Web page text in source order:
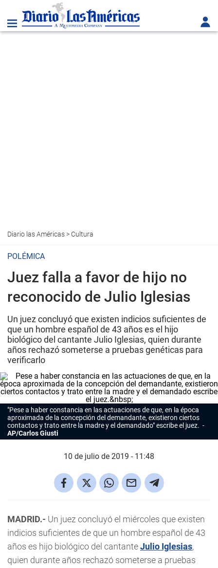
Diario las Américas> Cultura
POLÉMICA
Juez falla a favor de hijo no
reconocido de Julio Iglesias
Un juez concluyó que existen indicios suficientes de
que un hombre español de 43 años es el hijo
biológico del cantante Julio Iglesias, quien durante
años rechazó someterse a pruebas genéticas para
verificarlo
"Pese a haber constancia en las actuaciones de que, en la época
aproximada de la concepción del demandante, existieron ciertos
contactos y trato entre la madre y el demandado" escribe el juez.
AP/Carlos Giusti
10 de julio de 2019 - 11:48
MADRID.- Un juez concluyó el miércoles que existen
indicios suficientes de que un hombre español de 43
años es hijo biológico del cantanteJulio Iglesias,
quien durante años rechazó someterse a pruebas